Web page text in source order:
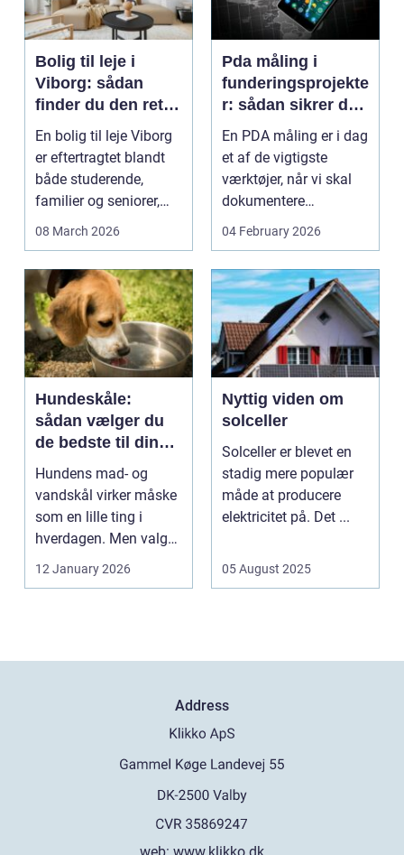
Bolig til leje i
Viborg: sådan
finder du den rette
lejlighed
En bolig til leje Viborg
er eftertragtet blandt
både studerende,
familier og seniorer,
fordi b...
08 March 2026
Pda måling i
funderingsprojekte
r: sådan sikrer du
dokumenteret
bæreevne
En PDA måling er i dag
et af de vigtigste
værktøjer, når vi skal
dokumentere
bæreevnen af pæle til
04 February 2026
Hundeskåle:
sådan vælger du
de bedste til din
hund
Hundens mad- og
vandskål virker måske
som en lille ting i
hverdagen. Men valg
12 January 2026
Nyttig viden om
solceller
Solceller er blevet en
stadig mere populær
måde at producere
elektricitet på. Det ...
05 August 2025
Address